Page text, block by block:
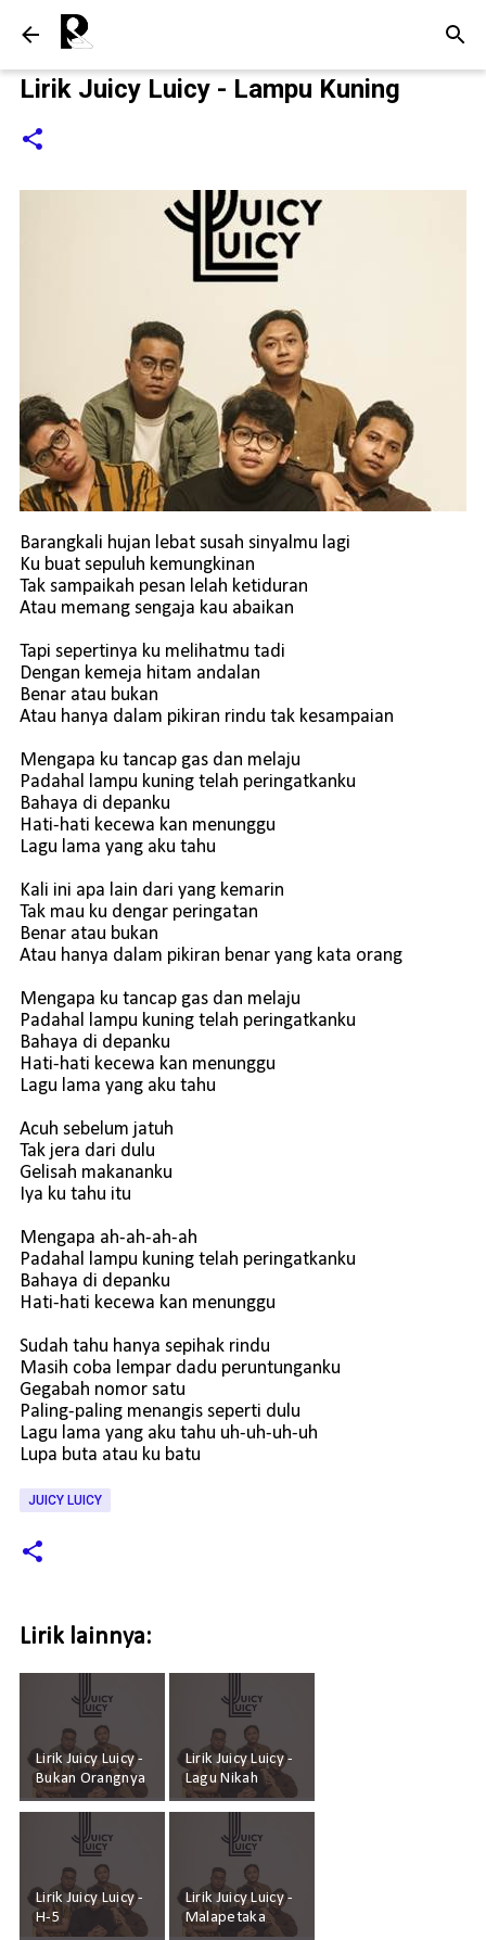
Lirik Juicy Luicy - Lampu Kuning
Barangkali hujan lebat susah sinyalmu lagi
Ku buat sepuluh kemungkinan
Tak sampaikah pesan lelah ketiduran
Atau memang sengaja kau abaikan
Tapi sepertinya ku melihatmu tadi
Dengan kemeja hitam andalan
Benar atau bukan
Atau hanya dalam pikiran rindu tak kesampaian
Mengapa ku tancap gas dan melaju
Padahal lampu kuning telah peringatkanku
Bahaya di depanku
Hati-hati kecewa kan menunggu
Lagu lama yang aku tahu
Kali ini apa lain dari yang kemarin
Tak mau ku dengar peringatan
Benar atau bukan
Atau hanya dalam pikiran benar yang kata orang
Mengapa ku tancap gas dan melaju
Padahal lampu kuning telah peringatkanku
Bahaya di depanku
Hati-hati kecewa kan menunggu
Lagu lama yang aku tahu
Acuh sebelum jatuh
Tak jera dari dulu
Gelisah makananku
Iya ku tahu itu
Mengapa ah-ah-ah-ah
Padahal lampu kuning telah peringatkanku
Bahaya di depanku
Hati-hati kecewa kan menunggu
Sudah tahu hanya sepihak rindu
Masih coba lempar dadu peruntunganku
Gegabah nomor satu
Paling-paling menangis seperti dulu
Lagu lama yang aku tahu uh-uh-uh-uh
Lupa buta atau ku batu
JUICY LUICY
Lirik lainnya:
Lirik Juicy Luicy -
Bukan Orangnya
Lirik Juicy Luicy -
Lagu Nikah
Lirik Juicy Luicy -
H-5
Lirik Juicy Luicy -
Malapetaka